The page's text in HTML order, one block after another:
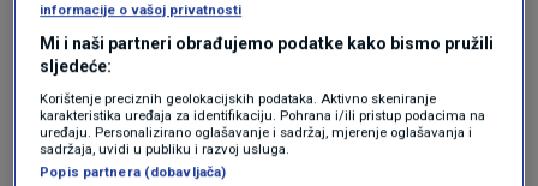
Batine kao odgojna mjera vraćaju se
u škole jedne od najbogatijih zemalja
Redoslijed sjedenja na ispitima određen je
informacije o vašoj privatnosti
Mi i naši partneri obrađujemo podatke kako bismo pružili
sljedeće:
Korištenje preciznih geolokacijskih podataka. Aktivno skeniranje
karakteristika uređaja za identifikaciju. Pohrana i/ili pristup podacima na
uređaju. Personalizirano oglašavanje i sadržaj, mjerenje oglašavanja i
sadržaja, uvidi u publiku i razvoj usluga.
Popis partnera (dobavljača)